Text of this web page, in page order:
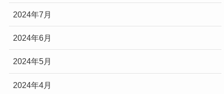
2024年7月
2024年6月
2024年5月
2024年4月